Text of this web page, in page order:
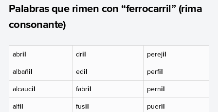
Palabras que rimen con “ferrocarril” (rima
consonante)
abril dril perejil
albañil edil perfil
alcaucil fabril pernil
alfil fusil pueril